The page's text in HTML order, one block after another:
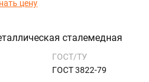
цену
сталемедная
ГОСТ/ТУ
ГОСТ 3822-79